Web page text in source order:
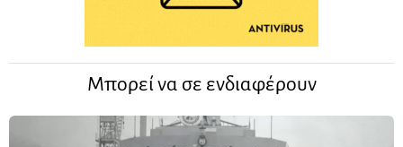
Μπορεί να σε ενδιαφέρουν